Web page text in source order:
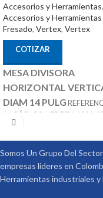
Accesorios y Herramientas,
Accesorios y Herramientas
Fresado, Vertex, Vertex
COTIZAR
MESA DIVISORA
HORIZONTAL
DIAM 14 PULG
14 CÓDIGO VERTEX: 1001-
OPCIONALES:
REF: TS-4 PLATOS DIVISORES
DP-3
Somos Un Grupo Del
empresas lideres en
Herramientas industriales y